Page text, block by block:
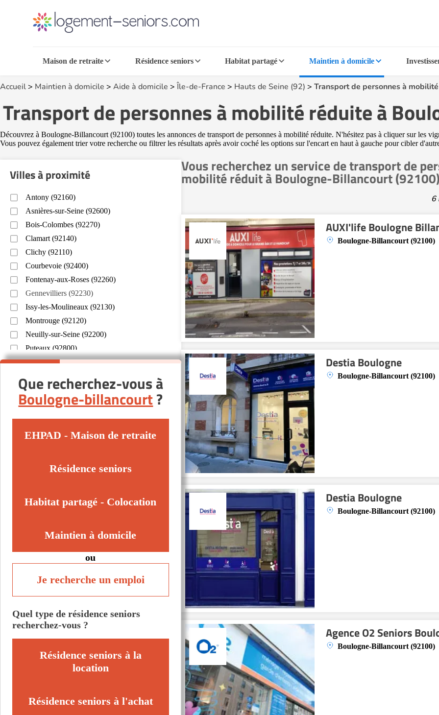
Maison de retraite Résidence seniors Habitat partagé Maintien à domicile
Accueil> Maintien à domicile > Aide à domicile > Île-de-France > Hauts de Seine (92) > Transport de personnes à
Transport de personnes à mobilité réduite à
Découvrez à Boulogne-Billancourt (92100) toutes les annonces de transport de personnes à mobilité réduite. N'hésitez pas à cliquer sur les
Vous pouvez également trier votre recherche ou filtrer les résultats après avoir coché les options sur l'encart en haut à gauche pour cibler
Vous recherchez un service de transport de
mobilité réduit à Boulogne-Billancourt (92100)
6
AUXI'life Boulogne
Boulogne-Billancourt (92100)
Destia Boulogne
Boulogne-Billancourt (92100)
Destia Boulogne
Boulogne-Billancourt (92100)
Agence O2 Seniors
Boulogne-Billancourt (92100)
Villes à proximité
Antony (92160)
Asnières-sur-Seine (92600)
Bois-Colombes (92270)
Clamart (92140)
Clichy (92110)
Courbevoie (92400)
Fontenay-aux-Roses (92260)
Gennevilliers (92230)
Issy-les-Moulineaux (92130)
Montrouge (92120)
Neuilly-sur-Seine (92200)
Puteaux (92800)
Rueil-Malmaison (92500)
Sèvres (92310)
Villeneuve-la-Garenne (92390)
Que recherchez-vous à
Boulogne-billancourt?
EHPAD - Maison de retraite
Résidence seniors
Habitat partagé - Colocation
Maintien à domicile
ou
Je recherche un emploi
Quel type de résidence seniors
recherchez-vous ?
Résidence seniors à la
location
Résidence seniors à l'achat